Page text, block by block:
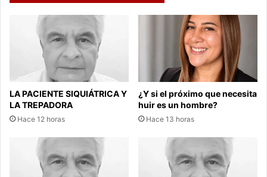
LA PACIENTE SIQUIÁTRICA Y
LA TREPADORA
Hace 12 horas
¿Y si el próximo que necesita
huir es un hombre?
Hace 13 horas